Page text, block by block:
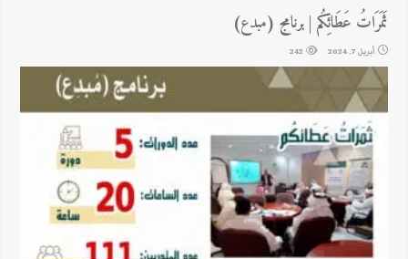
ثَمَرَاتُ عَطَائِكُم | برنامج (مبدع)
أبريل 7, 2024 242